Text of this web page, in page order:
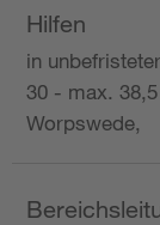
Hilfen
in
30 - max.
Worpswede,